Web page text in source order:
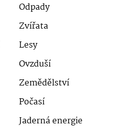
Odpady
Zvířata
Lesy
Ovzduší
Zemědělství
Počasí
Jaderná energie